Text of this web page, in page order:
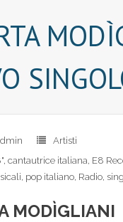
Artisti
, cantautrice italiana, E8
, pop italiano, Radio,
MODÌGLIANI